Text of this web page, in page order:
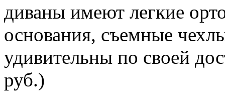
диваны имеют легкие
основания, съемные
удивительны по своей
руб.)